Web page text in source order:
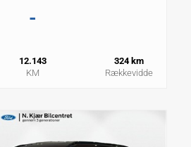
-
12.143
KM
324 km
Rækkevidde